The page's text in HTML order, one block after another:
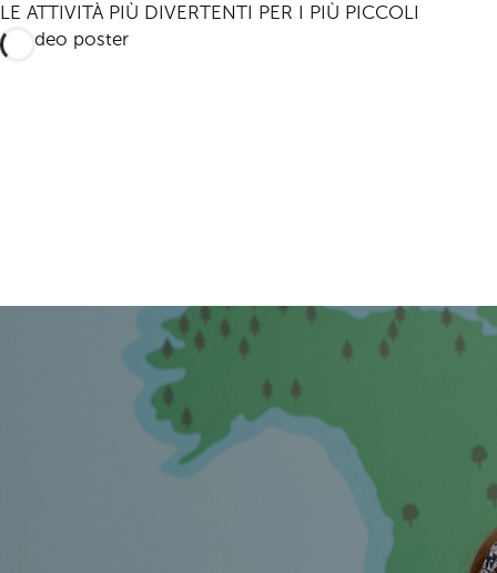
LE ATTIVITÀ PIÙ DIVERTENTI PER I PIÙ PICCOLI